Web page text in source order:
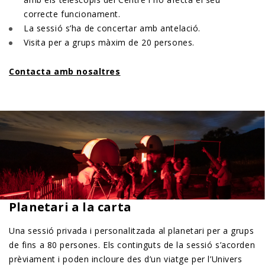
correcte funcionament.
La sessió s’ha de concertar amb antelació.
Visita per a grups màxim de 20 persones.
Contacta amb nosaltres
Planetari a la carta
Una sessió privada i personalitzada al planetari per a grups
de fins a 80 persones. Els continguts de la sessió s’acorden
prèviament i poden incloure des d’un viatge per l’Univers